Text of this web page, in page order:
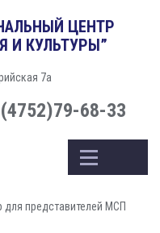
ЦЕНТР
И КУЛЬТУРЫ”
7а
68-33
представителей МСП